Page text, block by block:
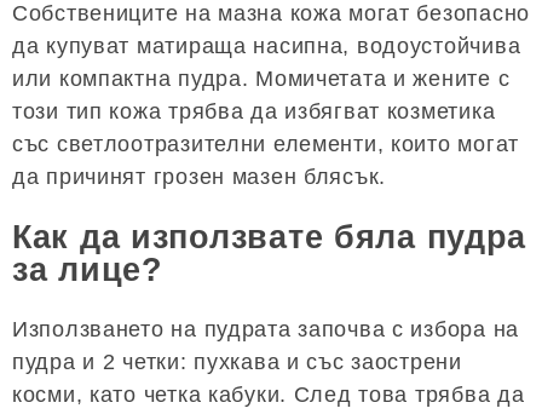
Собствениците на мазна кожа могат безопасно
да купуват матираща насипна, водоустойчива
или компактна пудра. Момичетата и жените с
този тип кожа трябва да избягват козметика
със светлоотразителни елементи, които могат
да причинят грозен мазен блясък.
Как да използвате бяла пудра
за лице?
Използването на пудрата започва с избора на
пудра и 2 четки: пухкава и със заострени
косми, като четка кабуки. След това трябва да